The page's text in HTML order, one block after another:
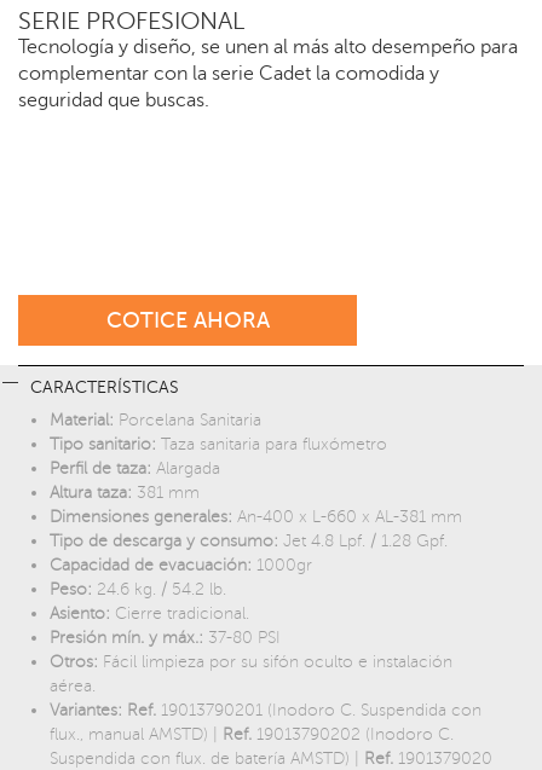
SERIE PROFESIONAL
Tecnología y diseño, se unen al más alto desempeño para
complementar con la serie Cadet la comodida y
seguridad que buscas.
COTICE AHORA
CARACTERÍSTICAS
Material: Porcelana Sanitaria
Tipo sanitario: Taza sanitaria para fluxómetro
Perfil de taza: Alargada
Altura taza: 381 mm
Dimensiones generales: An-400 x L-660 x AL-381 mm
Tipo de descarga y consumo: Jet 4.8 Lpf. / 1.28 Gpf.
Capacidad de evacuación: 1000gr
Peso: 24.6 kg. / 54.2 lb.
Asiento: Cierre tradicional.
Presión mín. y máx.: 37-80 PSI
Otros: Fácil limpieza por su sifón oculto e instalación
aérea.
Variantes: Ref. 19013790201 (Inodoro C. Suspendida con
flux., manual AMSTD) |
Ref. 19013790202 (Inodoro C.
Suspendida con flux. de batería AMSTD) |
Ref. 1901379020